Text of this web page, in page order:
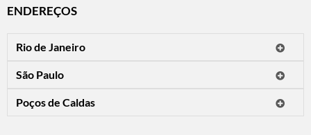
ENDEREÇOS
Rio de Janeiro
Horário de visitação: a programação do IMS no Rio de Janeiro será
apresentada em instituições culturais parceiras.
São Paulo
CEP 01310-300 - São Paulo/SP
Poços de Caldas